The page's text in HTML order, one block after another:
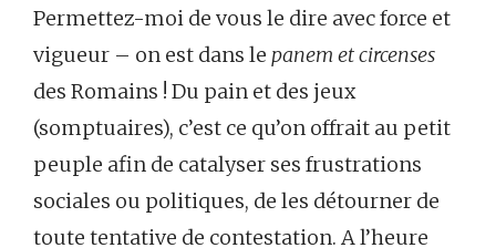
Permettez-moi de vous le dire avec force et
vigueur – on est dans le panem et circenses
des Romains ! Du pain et des jeux
(somptuaires), c’est ce qu’on offrait au petit
peuple afin de catalyser ses frustrations
sociales ou politiques, de les détourner de
toute tentative de contestation. A l’heure